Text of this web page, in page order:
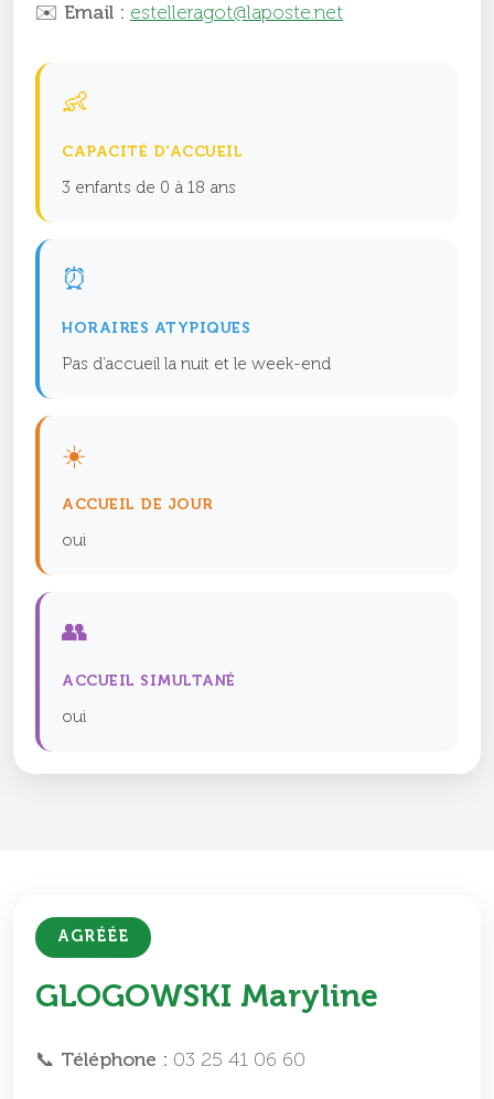
✉️ Email : estelleragot@laposte.net
👶
CAPACITÉ D'ACCUEIL
3 enfants de 0 à 18 ans
⏰
HORAIRES ATYPIQUES
Pas d'accueil la nuit et le week-end
☀️
ACCUEIL DE JOUR
oui
👥
ACCUEIL SIMULTANÉ
oui
AGRÉÉE
GLOGOWSKI Maryline
📞 Téléphone : 03 25 41 06 60